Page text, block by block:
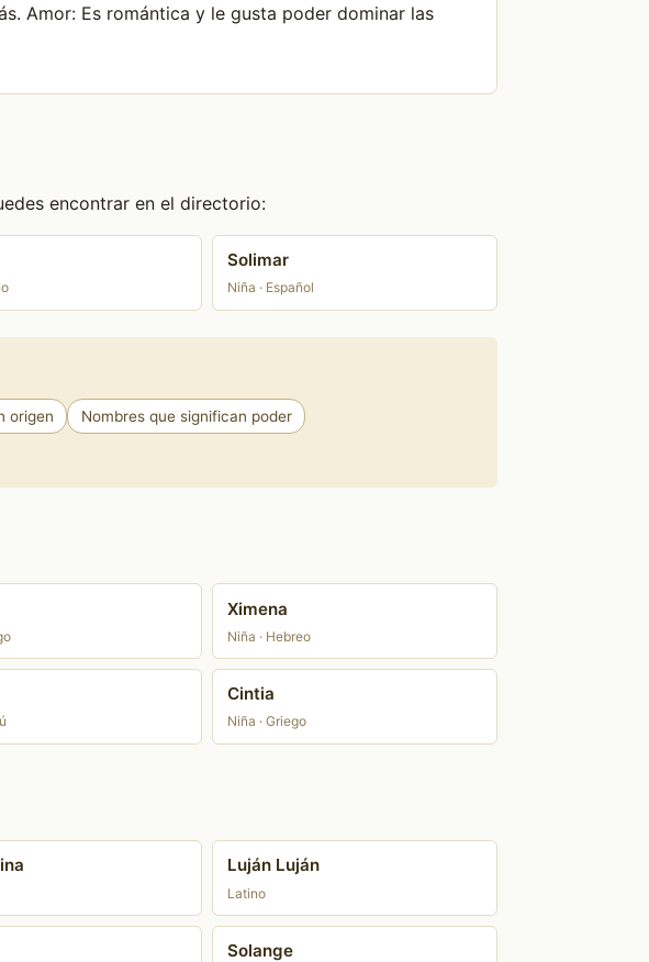
Amor: Es romántica y le gusta poder dominar las
encontrar en el directorio:
Solimar
Niña · Español
origen Nombres que significan poder
Ximena
Niña · Hebreo
Cintia
Niña · Griego
Luján Luján
Latino
Solange